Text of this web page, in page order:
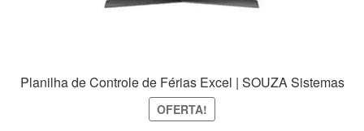
Planilha de Controle de Férias Excel | SOUZA Sistemas
OFERTA!